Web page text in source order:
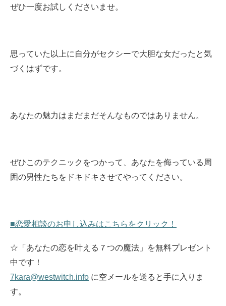
ぜひ一度お試しくださいませ。
思っていた以上に自分がセクシーで大胆な女だったと気
づくはずです。
あなたの魅力はまだまだそんなものではありません。
ぜひこのテクニックをつかって、あなたを侮っている周
囲の男性たちをドキドキさせてやってください。
■恋愛相談のお申し込みはこちらをクリック！
☆「あなたの恋を叶える７つの魔法」を無料プレゼント
中です！
7kara@westwitch.info に空メールを送ると手に入りま
す。